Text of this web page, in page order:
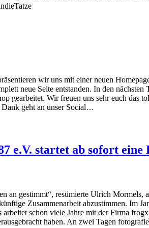
wir uns mit einer neuen
neue Seite entstanden. In den nächsten
gearbeitet. Wir freuen uns sehr euch das
Dank geht an unser Social…
e.V. startet ab sofort
an gestimmt“, resümierte Ulrich Mormels,
Zusammenarbeit abzustimmen. Im
schon viele Jahre mit der Firma
haben. An zwei Tagen